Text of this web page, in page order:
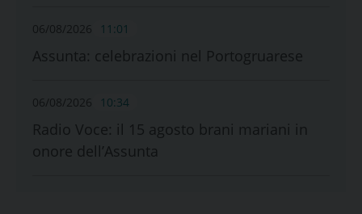
06/08/2026 11:01
Assunta: celebrazioni nel Portogruarese
06/08/2026 10:34
Radio Voce: il 15 agosto brani mariani in
onore dell’Assunta